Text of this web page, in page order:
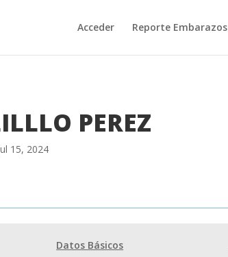
Acceder Reporte Embarazos
PEREZ
15, 2024
Datos Básicos